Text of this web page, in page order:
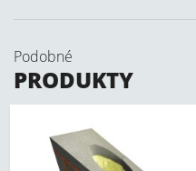
Podobné
PRODUKTY